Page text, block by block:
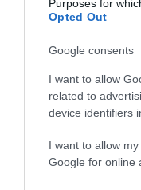
Purposes for
Opted Out
Google consents
I want to allow
related to
device identifiers
I want to allow
Google for online